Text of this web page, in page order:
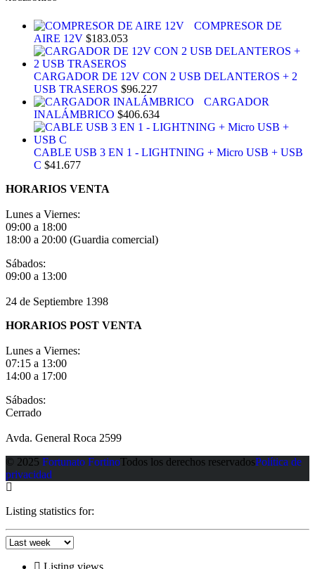
COMPRESOR DE
AIRE 12V $183.053
CARGADOR DE 12V CON 2 USB DELANTEROS + 2
USB TRASEROS $96.227
CARGADOR
INALÁMBRICO $406.634
CABLE USB 3 EN 1 - LIGHTNING + Micro USB + USB
C $41.677
HORARIOS VENTA
Lunes a Viernes:
09:00 a 18:00
18:00 a 20:00 (Guardia comercial)
Sábados:
09:00 a 13:00
24 de Septiembre 1398
HORARIOS POST VENTA
Lunes a Viernes:
07:15 a 13:00
14:00 a 17:00
Sábados:
Cerrado
Avda. General Roca 2599
© 2025 Fortunato FortinoTodos los derechos reservadosPolítica de
privacidad
Listing statistics for:
Listing views